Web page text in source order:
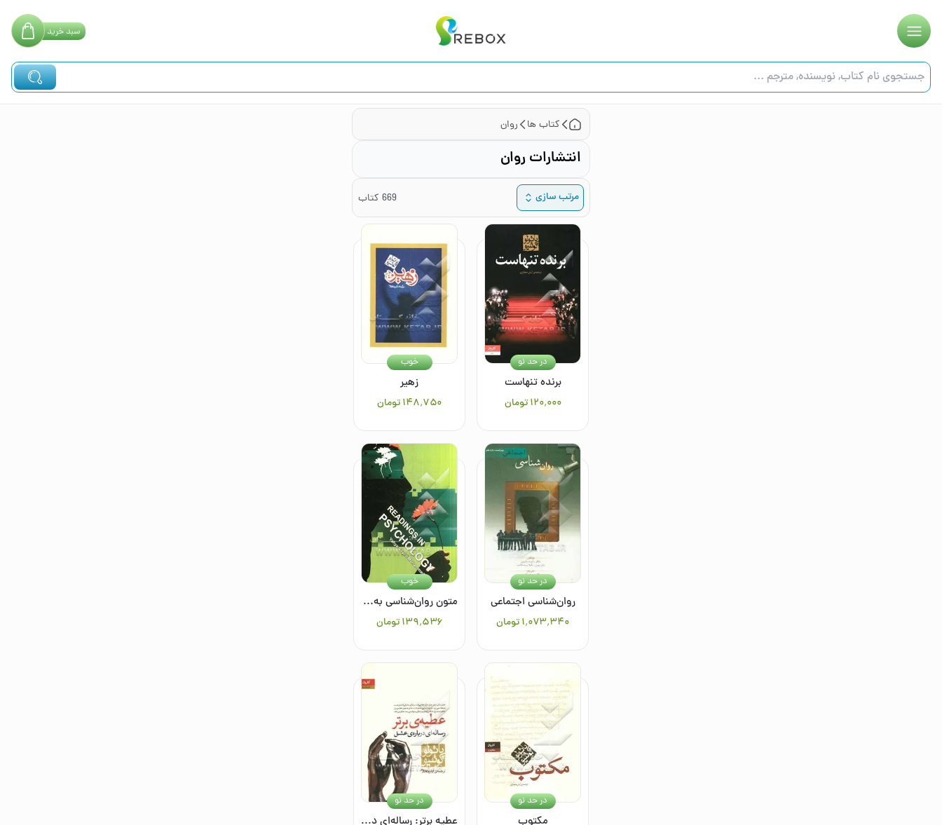
سبدخرید
کتاب ها روان
انتشارات روان
مرتب سازی 669 کتاب
برنده تنهاست
۱۲۰٬۰۰۰ تومان
در حد نو
زهیر
۱۴۸٬۷۵۰تومان
خوب
روان‌شناسی اجتماعی
۱٬۰۷۳٬۳۴۰تومان
در حد نو
متون روان‌شناسی به زبان انگلیسی = Readings in psychology
۱۳۹٬۵۳۶ تومان
خوب
در حد نو در حد نو